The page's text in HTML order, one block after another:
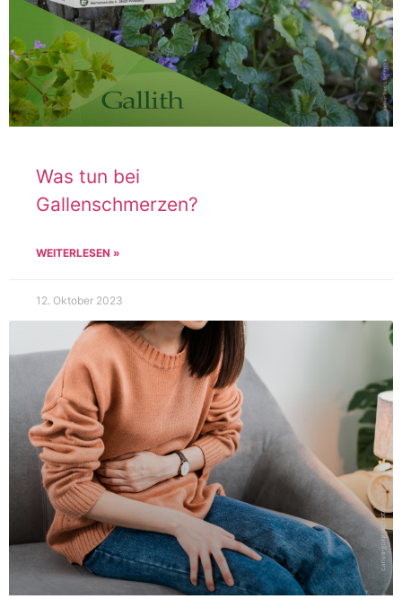
Was tun bei
Gallenschmerzen?
WEITERLESEN »
12. Oktober 2023